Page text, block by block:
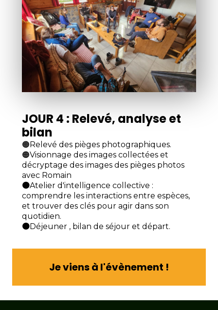
JOUR 4 : Relevé, analyse et
bilan
🟠Relevé des pièges photographiques.
🟠Visionnage des images collectées et
décryptage des images des pièges photos
avec Romain
🟠Atelier d'intelligence collective :
comprendre les interactions entre espèces,
et trouver des clés pour agir dans son
quotidien.
🟠Déjeuner , bilan de séjour et départ.
Je viens à l'évènement !